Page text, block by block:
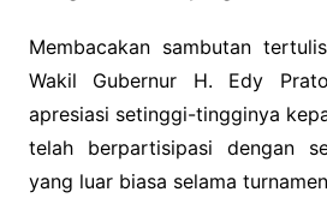
Membacakan sambutan
Wakil Gubernur H. Edy
apresiasi setinggi-tingginya
telah berpartisipasi dengan
yang luar biasa selama